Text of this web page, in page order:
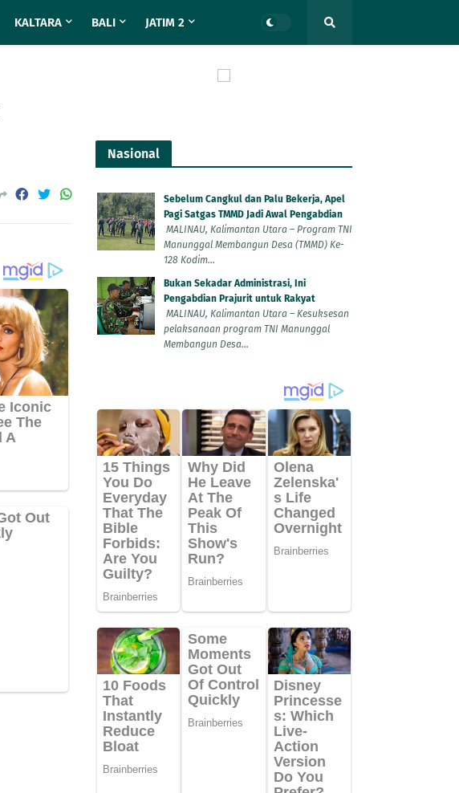
KALTARA BALI JATIM 2
Nasional
Sebelum Cangkul dan Palu Bekerja, Apel
Pagi Satgas TMMD Jadi Awal Pengabdian
MALINAU, Kalimantan Utara – Program TNI
Manunggal Membangun Desa (TMMD) Ke-
128 Kodim...
Bukan Sekadar Administrasi, Ini
Pengabdian Prajurit untuk Rakyat
MALINAU, Kalimantan Utara – Kesuksesan
pelaksanaan program TNI Manunggal
Membangun Desa...